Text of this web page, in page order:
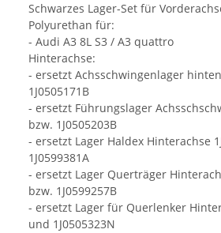
Schwarzes Lager-Set für
Polyurethan für:
- Audi A3 8L S3 / A3 quattro
Hinterachse:
- ersetzt Achsschwingenlager hinten
1J0505171B
- ersetzt Führungslager
bzw. 1J0505203B
- ersetzt Lager Haldex Hinterachse
1J0599381A
- ersetzt Lager Querträger
bzw. 1J0599257B
- ersetzt Lager für Querlenker
und 1J0505323N